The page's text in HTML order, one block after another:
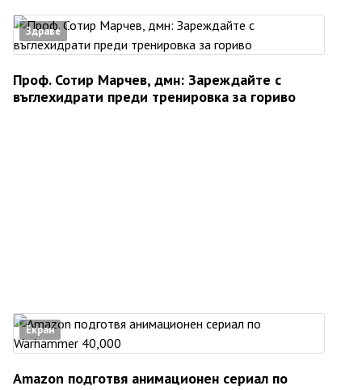
Здраве
Проф. Сотир Марчев, дмн: Зареждайте с
въглехидрати преди тренировка за гориво
Екран
Amazon подготвя анимационен сериал по